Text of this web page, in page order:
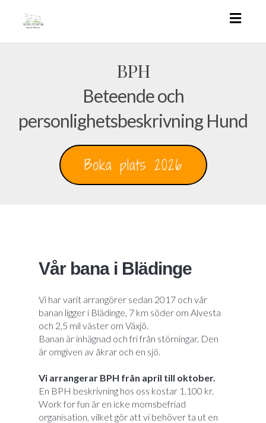
BPH
Beteende och
personlighetsbeskrivning Hund
Boka plats 2026
Vår bana i Blädinge
Vi har varit arrangörer sedan 2017 och vår
banan ligger i Blädinge, 7 km söder om Alvesta
och 2,5 mil väster om Växjö.
Banan är inhägnad och fri från störningar. Den
är omgiven av åkrar och en sjö.
Vi arrangerar BPH från april till oktober.
En BPH beskrivning hos oss kostar 1.100 kr.
Work for fun är en icke momsbefriad
organisation, vilket gör att vi behöver ta ut en